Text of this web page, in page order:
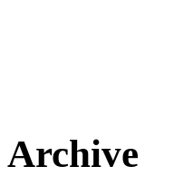
Archive